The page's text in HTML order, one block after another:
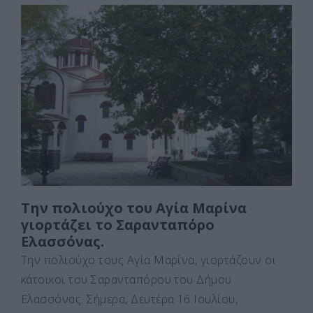
c
e
b
o
o
k
st
o
d
o
n
ai
l
ρ
α
σ
τε
ίτ
ε
Την πολιούχο του Αγία Μαρίνα
γιορτάζει το Σαρανταπόρο
Ελασσόνας.
Την πολιούχο τους Αγία Μαρίνα, γιορτάζουν οι
κάτοικοι του Σαρανταπόρου του Δήμου
Ελασσόνας. Σήμερα, Δευτέρα 16 Ιουλίου,